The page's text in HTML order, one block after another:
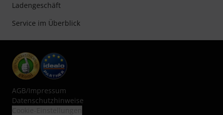
Ladengeschäft
Service im Überblick
AGB/Impressum
Datenschutzhinweise